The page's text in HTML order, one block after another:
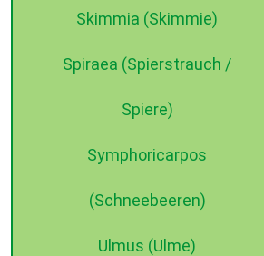
Skimmia (Skimmie)
Spiraea (Spierstrauch /
Spiere)
Symphoricarpos
(Schneebeeren)
Ulmus (Ulme)